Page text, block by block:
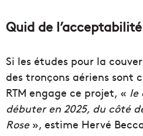
Quid de
Si les études pour la
des tronçons aériens sont
RTM engage ce projet, « le
débuter en 2025, du côté
Rose», estime Hervé